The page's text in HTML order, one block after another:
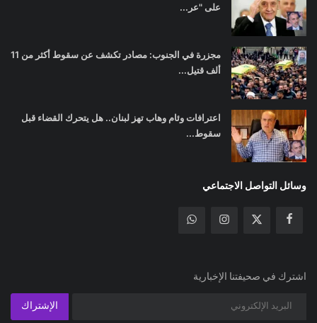
على "عر...
مجزرة في الجنوب: مصادر تكشف عن سقوط أكثر من 11
ألف قتيل...
اعترافات وئام وهاب تهز لبنان.. هل يتحرك القضاء قبل
سقوط...
وسائل التواصل الاجتماعي
اشترك في صحيفتنا الإخبارية
الإشتراك